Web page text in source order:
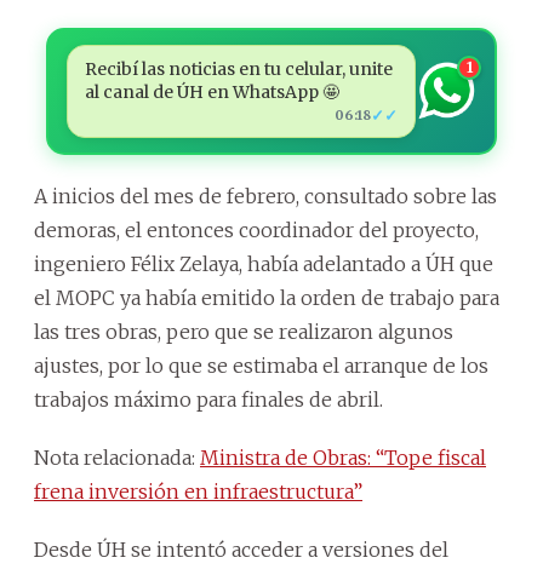
Recibí las noticias en tu celular, unite
al canal de ÚH en WhatsApp 🤩
06:18✓✓
1
A inicios del mes de febrero, consultado sobre las
demoras, el entonces coordinador del proyecto,
ingeniero Félix Zelaya, había adelantado a ÚH que
el MOPC ya había emitido la orden de trabajo para
las tres obras, pero que se realizaron algunos
ajustes, por lo que se estimaba el arranque de los
trabajos máximo para finales de abril.
Nota relacionada: Ministra de Obras: “Tope fiscal
frena inversión en infraestructura”
Desde ÚH se intentó acceder a versiones del